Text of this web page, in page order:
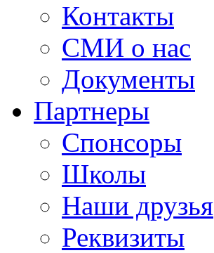
Контакты
СМИ о нас
Документы
Партнеры
Спонсоры
Школы
Наши друзья
Реквизиты